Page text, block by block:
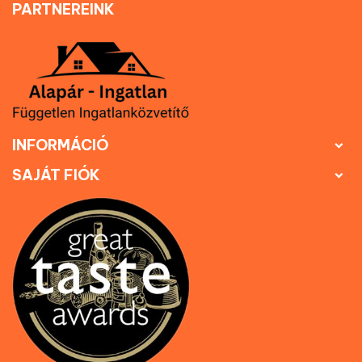
PARTNEREINK
INFORMÁCIÓ 
SAJÁT FIÓK 